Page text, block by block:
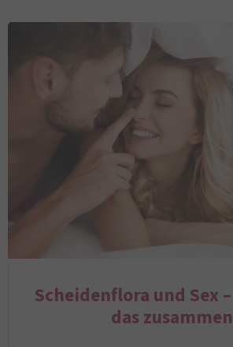
Scheidenflora und Sex
das